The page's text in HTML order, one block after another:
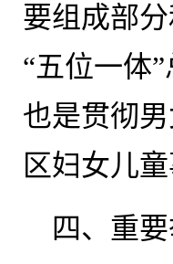
要组成部
“五位一体
也是贯彻
区妇女儿
四、重